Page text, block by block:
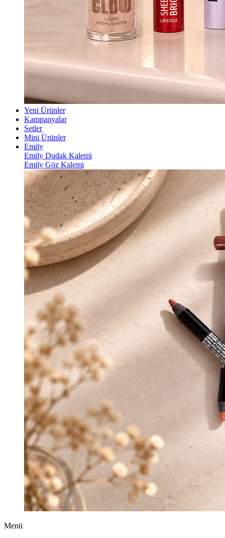
Yeni Ürünler
Kampanyalar
Setler
Mini Ürünler
Emily
Emily Dudak Kalemi
Emily Göz Kalemi
Menü